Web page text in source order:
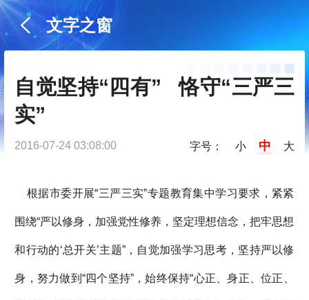
文字之窗
自觉坚持“四有”   恪守“三严三
实”
2016-07-24 03:08:00 字号： 小 中 大
根据市委开展“三严三实”专题教育集中学习要求，紧紧
围绕“严以修身，加强党性修养，坚定理想信念，把牢思想
和行动的‘总开关’主题”，自觉加强学习思考，坚持严以修
身，努力做到“四个坚持”，始终保持“心正、身正、位正、